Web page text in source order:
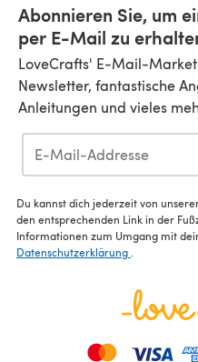
Abonnieren Sie, um
per E-Mail zu
LoveCrafts' E-Mail-
Newsletter, fantastische
Anleitungen und vieles
Du kannst dich jederzeit von
den entsprechenden Link in der
Informationen zum Umgang mit
Datenschutzerklärung